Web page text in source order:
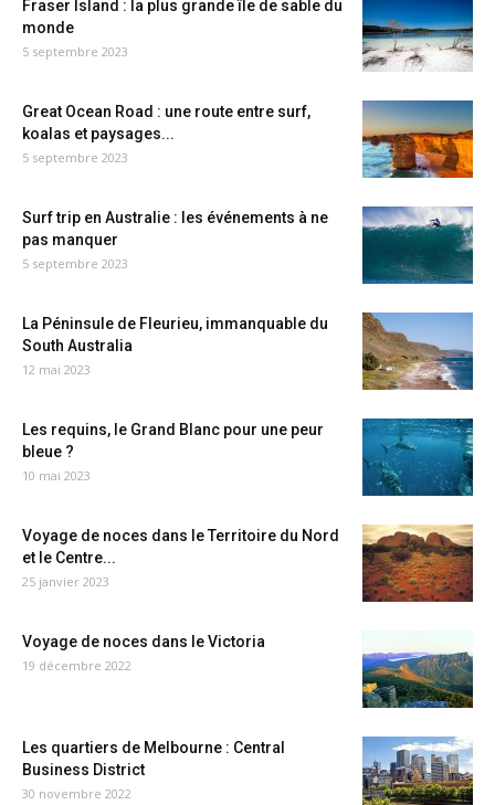
Fraser Island : la plus grande île de sable du
monde
5 septembre 2023
Great Ocean Road : une route entre surf,
koalas et paysages...
5 septembre 2023
Surf trip en Australie : les événements à ne
pas manquer
5 septembre 2023
La Péninsule de Fleurieu, immanquable du
South Australia
12 mai 2023
Les requins, le Grand Blanc pour une peur
bleue ?
10 mai 2023
Voyage de noces dans le Territoire du Nord
et le Centre...
25 janvier 2023
Voyage de noces dans le Victoria
19 décembre 2022
Les quartiers de Melbourne : Central
Business District
30 novembre 2022